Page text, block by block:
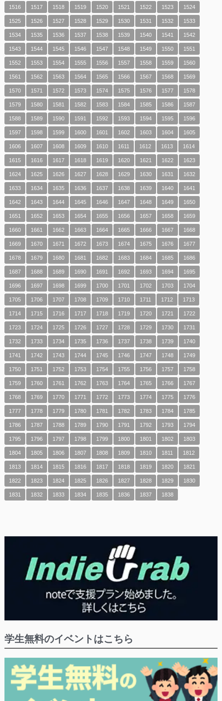
1516 1517 1518 1519 1520 1521 1522 1523 1524
1525 1526 1527 1528 1529 1530 1531 1532 1533
1534 1535 1536 1537 1538 1539 1540 1541 1542
1543 1544 1545 1546 1547 1548 1549 1550 1551
1552 1553 1554 1555 1556 1557 1558 1559 1560
1561 1562 1563 1564 1565 1566 1567 1568 1569
1570 1571 1572 1573 1574 1575 1576 1577 1578
1579 1580 1581 1582 1583 1584 1585 1586 1587
1588 1589 1590 1591 1592 1593 1594 1595 1596
1597 1598 1599 1600 1601 1602 1603 1604 1605
1606 1607 1608 1609 1610 1611 1612 1613 1614
1615 1616 1617 1618 1619 1620 1621 1622 1623
1624 1625 1626 1627 1628 1629 1630 1631 1632
1633 1634 1635 1636 1637 1638 1639 1640 1641
1642 1643 1644 1645 1646 1647 1648 1649 1650
1651 1652 1653 1654 1655 1656 1657 1658 1659
1660 1661 1662 1663 1664 1665 1666 1667 1668
1669 1670 1671 1672 1673 1674 1675 1676 1677
1678 1679 1680 1681 1682 1683 1684 1685 1686
1687 1688 1689 1690 1691 1692 1693 1694 1695
1696 1697 1698 1699 1700 1701 1702 1703 1704
1705 1706 1707 1708 1709 1710 1711 1712 1713
1714 1715 1716 1717 1718 1719 1720 1721 1722
1723 1724 1725 1726 1727 1728 1729 1730 1731
1732 1733 1734 1735 1736 1737 1738 1739 1740
1741 1742 1743 1744 1745 1746 1747 1748 1749
1750 1751 1752 1753 1754 1755 1756 1757 1758
1759 1760 1761 1762 1763 1764 1765 1766 1767
1768 1769 1770 1771 1772 1773 1774 1775 1776
1777 1778 1779 1780 1781 1782 1783 1784 1785
1786 1787 1788 1789 1790 1791 1792 1793 1794
1795 1796 1797 1798 1799 1800 1801 1802 1803
1804 1805 1806 1807 1808 1809 1810 1811 1812
1813 1814 1815 1816 1817 1818 1819 1820 1821
1822 1823 1824 1825 1826 1827 1828 1829 1830
1831 1832 1833 1834 1835 1836 1837 1838
学生無料のイベントはこちら